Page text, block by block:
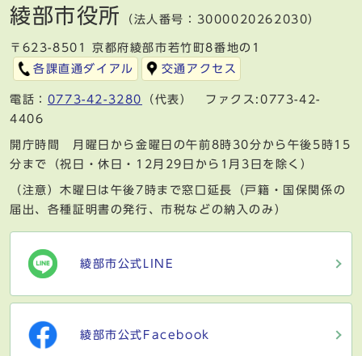
綾部市役所 （法人番号：3000020262030）
〒623-8501 京都府綾部市若竹町8番地の1
各課直通ダイアル
交通アクセス
電話： 0773-42-3280
（代表） ファクス:0773-42-
4406
開庁時間 月曜日から金曜日の午前8時30分から午後5時15
分まで（祝日・休日・12月29日から1月3日を除く）
（注意）木曜日は午後7時まで窓口延長（戸籍・国保関係の
届出、各種証明書の発行、市税などの納入のみ）
綾部市公式LINE
綾部市公式Facebook